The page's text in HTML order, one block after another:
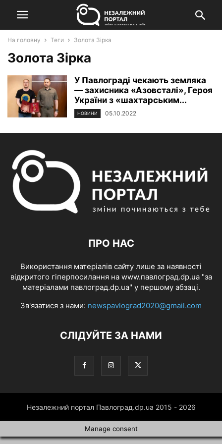
На головну Теги Золота Зірка
Золота Зірка
У Павлограді чекають земляка
— захисника «Азовсталі», Героя
України з «шахтарським...
НОВИНИ 05.10.2022
ПРО НАС
Використання матеріалів сайту лише за наявності
відкритого гіперпосилання на www.павлоград.dp.ua "за
матеріалами павлоград.dp.ua" у першому абзаці.
Зв'язатися з нами: newspavlograd2020@gmail.com
СЛІДУЙТЕ ЗА НАМИ
Незалежний портал Павлоград.dp.ua 2015 - 2026
Manage consent